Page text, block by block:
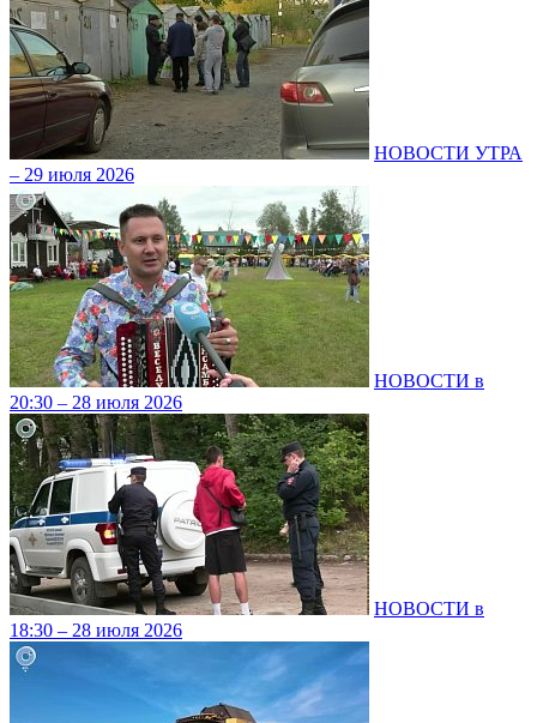
НОВОСТИ УТРА
– 29 июля 2026
НОВОСТИ в
20:30 – 28 июля 2026
НОВОСТИ в
18:30 – 28 июля 2026